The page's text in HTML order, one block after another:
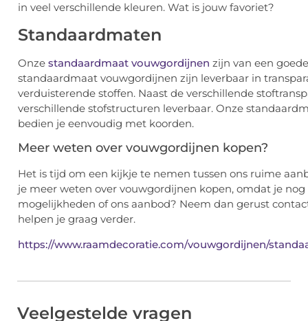
in veel verschillende kleuren. Wat is jouw favoriet?
Standaardmaten
Onze standaardmaat vouwgordijnen zijn van een
standaardmaat vouwgordijnen zijn leverbaar in
verduisterende stoffen. Naast de verschillende
verschillende stofstructuren leverbaar. Onze
bedien je eenvoudig met koorden.
Meer weten over vouwgordijnen kopen?
Het is tijd om een kijkje te nemen tussen ons ruime
je meer weten over vouwgordijnen kopen, omdat je
mogelijkheden of ons aanbod? Neem dan gerust
helpen je graag verder.
https://www.raamdecoratie.com/vouwgordijnen/
Veelgestelde vragen